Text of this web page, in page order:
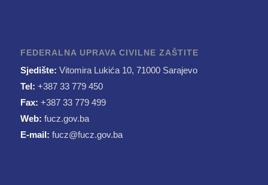
FEDERALNA UPRAVA CIVILNE ZAŠTITE
Sjedište: Vitomira Lukića 10, 71000 Sarajevo
Tel: +387 33 779 450
Fax: +387 33 779 499
Web: fucz.gov.ba
E-mail: fucz@fucz.gov.ba